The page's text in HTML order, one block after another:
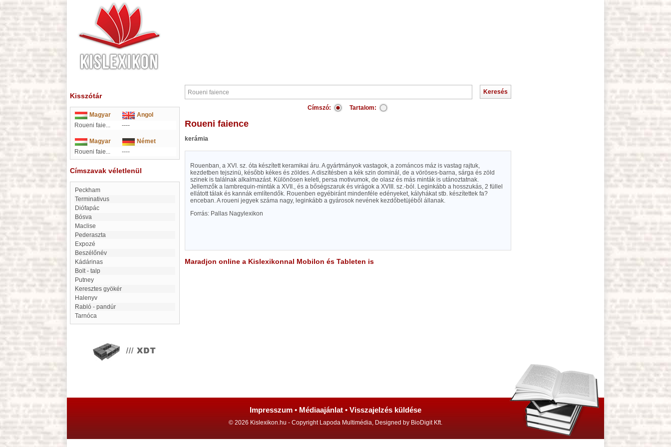
Kisszótár
Magyar
Angol
Roueni faie...
----
Magyar
Német
Roueni faie...
----
Címszavak véletlenül
Peckham
Terminativus
Diófapác
Bósva
Maclise
Pederaszta
expozé
beszélőnév
Kádárinas
Bolt - talp
Putney
Keresztes gyökér
Halenyv
Rabló - pandúr
Tarnóca
Címszó: Tartalom:
Roueni faience
kerámia
Rouenban, a XVI. sz. óta készített keramikai áru. A gyártmányok vastagok, a zománcos máz is vastag rajtuk,
kezdetben tejszinü, később kékes és zöldes. A diszítésben a kék szin dominál, de a vöröses-barna, sárga és zöld
szinek is találnak alkalmazást. Különösen keleti, persa motivumok, de olasz és más minták is utánoztatnak.
Jellemzők a lambrequin-minták a XVII., és a bőségszaruk és virágok a XVIII. sz.-ból. Leginkább a hosszukás, 2 füllel
ellátott tálak és kannák említendők. Rouenben egyébiránt mindenféle edényeket, kályhákat stb. készítettek fa?
enceban. A roueni jegyek száma nagy, leginkább a gyárosok nevének kezdőbetüjéből állanak.
Forrás: Pallas Nagylexikon
Maradjon online a Kislexikonnal Mobilon és Tableten is
Impresszum • Médiaajánlat • Visszajelzés küldése
© 2026 Kislexikon.hu - Copyright Lapoda Multimédia, Designed by BioDigit Kft.